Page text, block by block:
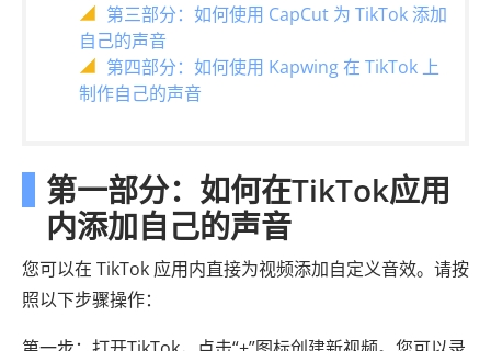
第三部分：如何使用 CapCut 为 TikTok 添加
自己的声音
第四部分：如何使用 Kapwing 在 TikTok 上
制作自己的声音
第一部分：如何在TikTok应用
内添加自己的声音
您可以在 TikTok 应用内直接为视频添加自定义音效。请按
照以下步骤操作：